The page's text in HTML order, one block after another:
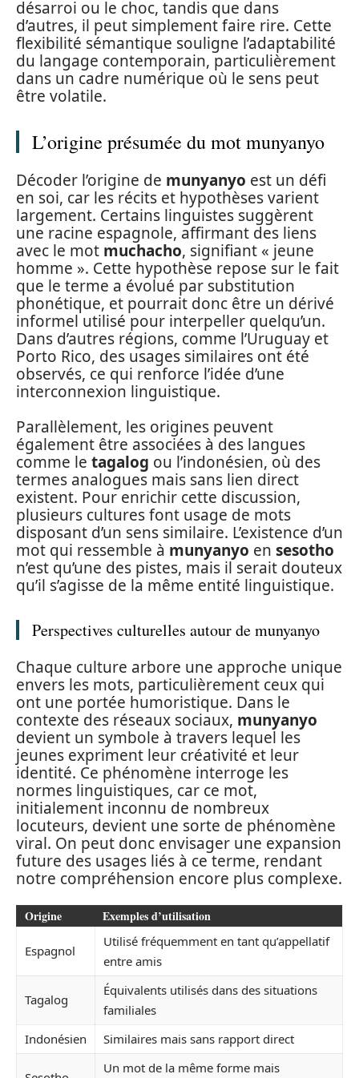
désarroi ou le choc, tandis que dans
d’autres, il peut simplement faire rire. Cette
flexibilité sémantique souligne l’adaptabilité
du langage contemporain, particulièrement
dans un cadre numérique où le sens peut
être volatile.
L’origine présumée du mot munyanyo
Décoder l’origine de munyanyo est un défi
en soi, car les récits et hypothèses varient
largement. Certains linguistes suggèrent
une racine espagnole, affirmant des liens
avec le mot muchacho, signifiant « jeune
homme ». Cette hypothèse repose sur le fait
que le terme a évolué par substitution
phonétique, et pourrait donc être un dérivé
informel utilisé pour interpeller quelqu’un.
Dans d’autres régions, comme l’Uruguay et
Porto Rico, des usages similaires ont été
observés, ce qui renforce l’idée d’une
interconnexion linguistique.
Parallèlement, les origines peuvent
également être associées à des langues
comme le tagalog ou l’indonésien, où des
termes analogues mais sans lien direct
existent. Pour enrichir cette discussion,
plusieurs cultures font usage de mots
disposant d’un sens similaire. L’existence d’un
mot qui ressemble à munyanyo en sesotho
n’est qu’une des pistes, mais il serait douteux
qu’il s’agisse de la même entité linguistique.
Perspectives culturelles autour de munyanyo
Chaque culture arbore une approche unique
envers les mots, particulièrement ceux qui
ont une portée humoristique. Dans le
contexte des réseaux sociaux, munyanyo
devient un symbole à travers lequel les
jeunes expriment leur créativité et leur
identité. Ce phénomène interroge les
normes linguistiques, car ce mot,
initialement inconnu de nombreux
locuteurs, devient une sorte de phénomène
viral. On peut donc envisager une expansion
future des usages liés à ce terme, rendant
notre compréhension encore plus complexe.
Origine Exemples d’utilisation
Espagnol
Utilisé fréquemment en tant qu’appellatif
entre amis
Tagalog
Équivalents utilisés dans des situations
familiales
Indonésien
Similaires mais sans rapport direct
Un mot de la même forme mais